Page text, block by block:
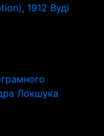
1912 Вуді
Локшука